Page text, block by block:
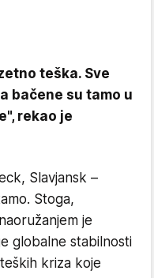
teška. Sve
bačene su tamo u
rekao je
Slavjansk –
Stoga,
je
globalne stabilnosti
kriza koje